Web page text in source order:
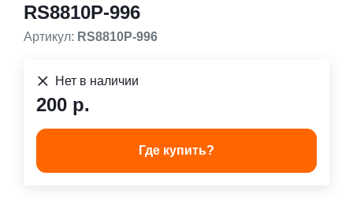
RS8810P-996
Артикул: RS8810P-996
Нет в наличии
200 р.
Где купить?